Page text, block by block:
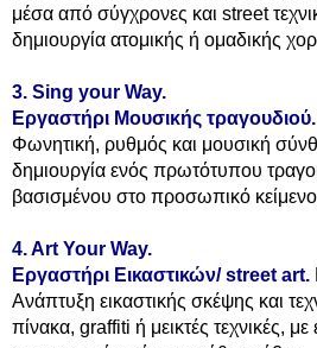
μέσα από σύγχρονες και street
δημιουργία ατομικής ή ομαδικής
3. Sing your Way.
Εργαστήρι Mουσικής τραγουδιού.
Φωνητική, ρυθμός και μουσική
δημιουργία ενός πρωτότυπου
βασισμένου στο προσωπικό
4. Art Your Way.
Εργαστήρι Eικαστικών/ street art.
Ανάπτυξη εικαστικής σκέψης και
πίνακα, graffiti ή μεικτές τεχνικές,